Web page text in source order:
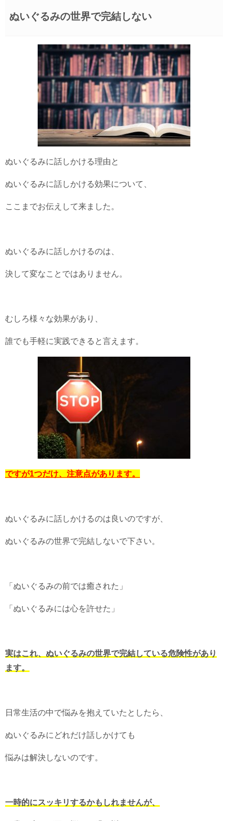
ぬいぐるみの世界で完結しない
ぬいぐるみに話しかける理由と
ぬいぐるみに話しかける効果について、
ここまでお伝えして来ました。
ぬいぐるみに話しかけるのは、
決して変なことではありません。
むしろ様々な効果があり、
誰でも手軽に実践できると言えます。
ですが1つだけ、注意点があります。
ぬいぐるみに話しかけるのは良いのですが、
ぬいぐるみの世界で完結しないで下さい。
「ぬいぐるみの前では癒された」
「ぬいぐるみには心を許せた」
実はこれ、ぬいぐるみの世界で完結している危険性があり
ます。
日常生活の中で悩みを抱えていたとしたら、
ぬいぐるみにどれだけ話しかけても
悩みは解決しないのです。
一時的にスッキリするかもしれませんが、